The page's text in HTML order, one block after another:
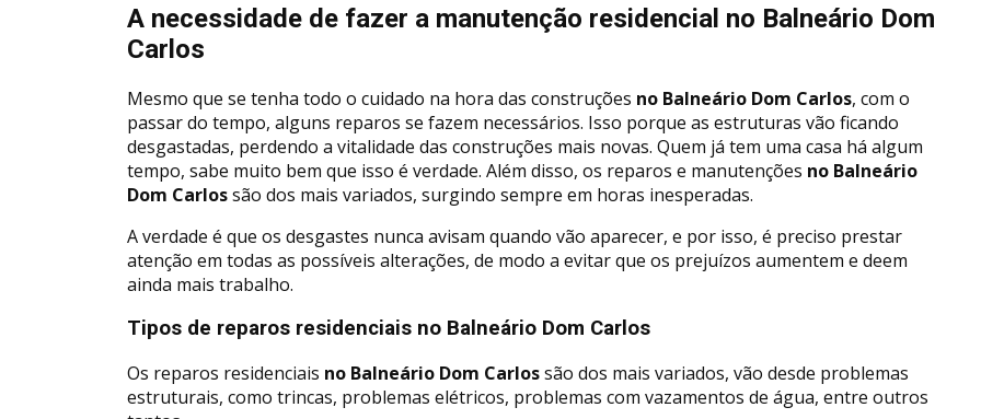
A necessidade de fazer a manutenção residencial no Balneário Dom
Carlos
Mesmo que se tenha todo o cuidado na hora das construções no Balneário Dom Carlos, com o
passar do tempo, alguns reparos se fazem necessários. Isso porque as estruturas vão ficando
desgastadas, perdendo a vitalidade das construções mais novas. Quem já tem uma casa há algum
tempo, sabe muito bem que isso é verdade. Além disso, os reparos e manutenções no Balneário
Dom Carlossão dos mais variados, surgindo sempre em horas inesperadas.
A verdade é que os desgastes nunca avisam quando vão aparecer, e por isso, é preciso prestar
atenção em todas as possíveis alterações, de modo a evitar que os prejuízos aumentem e deem
ainda mais trabalho.
Tipos de reparos residenciais no Balneário Dom Carlos
Os reparos residenciais no Balneário Dom Carlossão dos mais variados, vão desde problemas
estruturais, como trincas, problemas elétricos, problemas com vazamentos de água, entre outros